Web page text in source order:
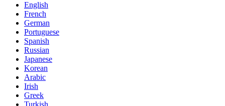
English
French
German
Portuguese
Spanish
Russian
Japanese
Korean
Arabic
Irish
Greek